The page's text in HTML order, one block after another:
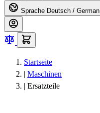
Sprache Deutsch / German
Startseite
| Maschinen
| Ersatzteile